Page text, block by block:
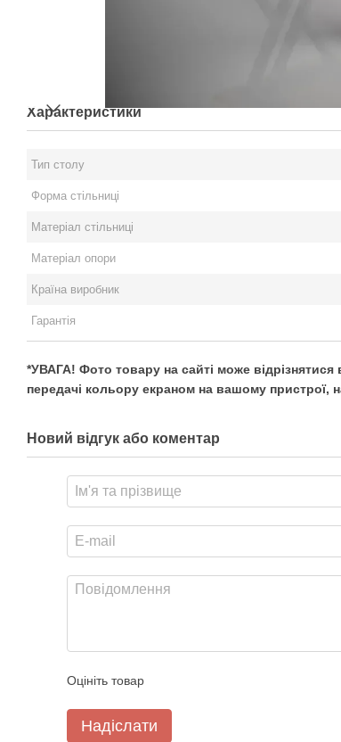
Характеристики
Тип столу
Форма стільниці
Матеріал стільниці
Матеріал опори
Країна виробник
Гарантія
*УВАГА! Фото товару на сайті може
передачі кольору екраном на вашому пристрої,
Новий відгук або коментар
Оцініть товар
Надіслати